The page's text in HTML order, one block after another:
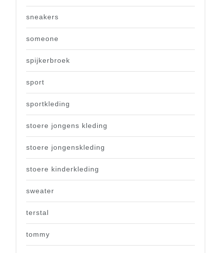
sneakers
someone
spijkerbroek
sport
sportkleding
stoere jongens kleding
stoere jongenskleding
stoere kinderkleding
sweater
terstal
tommy